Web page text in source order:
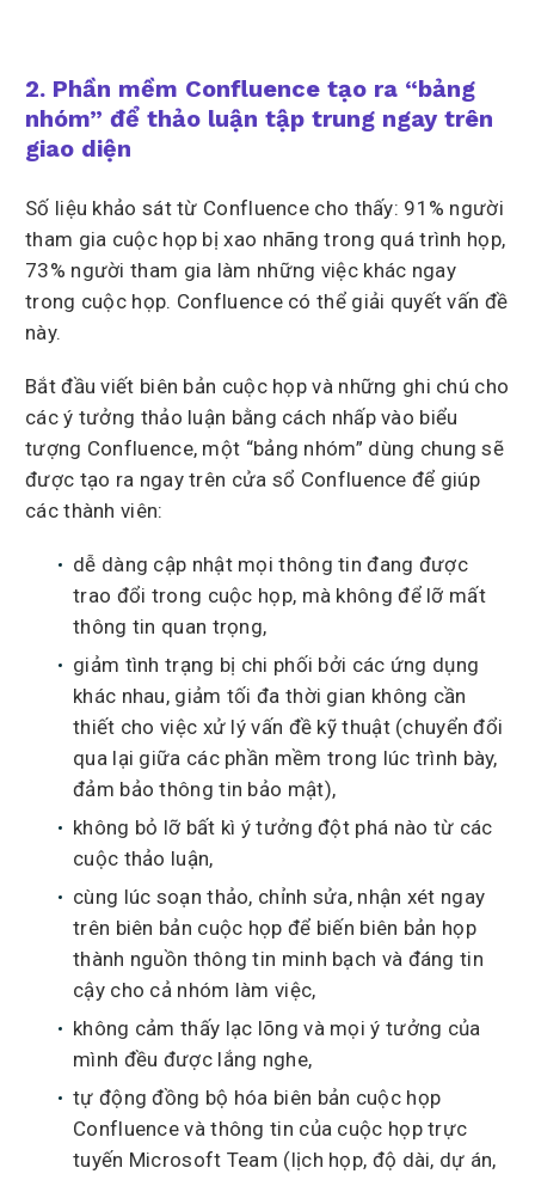
2. Phần mềm Confluence tạo ra “bảng
nhóm” để thảo luận tập trung ngay trên
giao diện
Số liệu khảo sát từ Confluence cho thấy: 91% người
tham gia cuộc họp bị xao nhãng trong quá trình họp,
73% người tham gia làm những việc khác ngay
trong cuộc họp. Confluence có thể giải quyết vấn đề
này.
Bắt đầu viết biên bản cuộc họp và những ghi chú cho
các ý tưởng thảo luận bằng cách nhấp vào biểu
tượng Confluence, một “bảng nhóm” dùng chung sẽ
được tạo ra ngay trên cửa sổ Confluence để giúp
các thành viên:
dễ dàng cập nhật mọi thông tin đang được
trao đổi trong cuộc họp, mà không để lỡ mất
thông tin quan trọng,
giảm tình trạng bị chi phối bởi các ứng dụng
khác nhau, giảm tối đa thời gian không cần
thiết cho việc xử lý vấn đề kỹ thuật (chuyển đổi
qua lại giữa các phần mềm trong lúc trình bày,
đảm bảo thông tin bảo mật),
không bỏ lỡ bất kì ý tưởng đột phá nào từ các
cuộc thảo luận,
cùng lúc soạn thảo, chỉnh sửa, nhận xét ngay
trên biên bản cuộc họp để biến biên bản họp
thành nguồn thông tin minh bạch và đáng tin
cậy cho cả nhóm làm việc,
không cảm thấy lạc lõng và mọi ý tưởng của
mình đều được lắng nghe,
tự động đồng bộ hóa biên bản cuộc họp
Confluence và thông tin của cuộc họp trực
tuyến Microsoft Team (lịch họp, độ dài, dự án,